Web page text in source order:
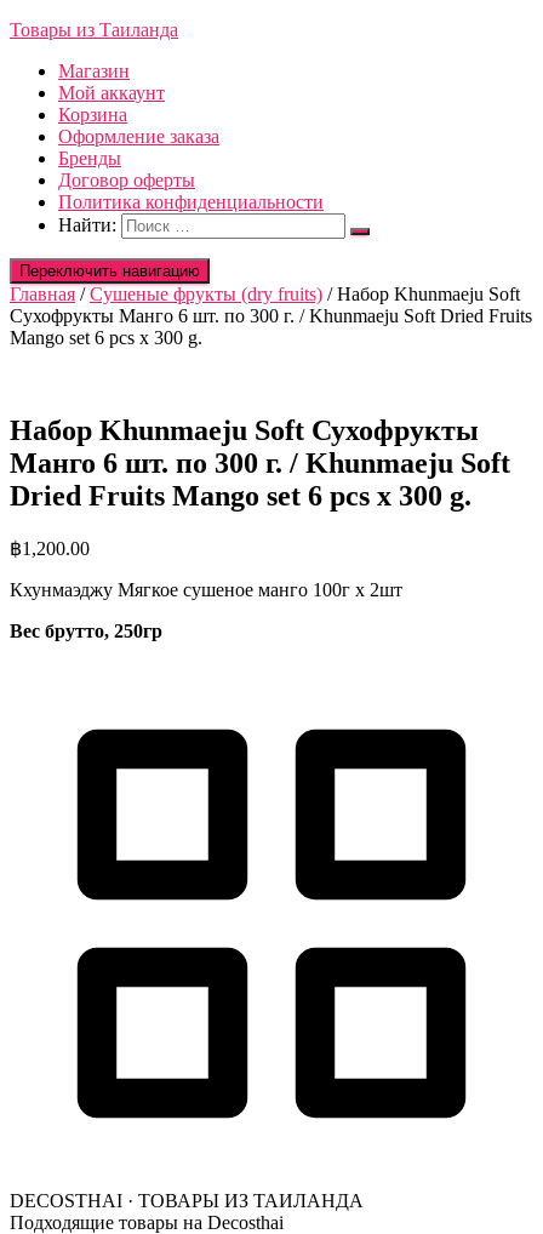
Товары из Таиланда
Магазин
Мой аккаунт
Корзина
Оформление заказа
Бренды
Договор оферты
Политика конфиденциальности
Найти:
Переключить навигацию
Главная /Сушеные фрукты (dry fruits) / Набор Khunmaeju Soft
Сухофрукты Манго 6 шт. по 300 г. / Khunmaeju Soft Dried Fruits
Mango set 6 pcs x 300 g.
Набор Khunmaeju Soft Сухофрукты
Манго 6 шт. по 300 г. / Khunmaeju Soft
Dried Fruits Mango set 6 pcs x 300 g.
฿1,200.00
Кхунмаэджу Мягкое сушеное манго 100г x 2шт
Вес брутто, 250гр
DECOSTHAI · ТОВАРЫ ИЗ ТАИЛАНДА
Подходящие товары на Decosthai